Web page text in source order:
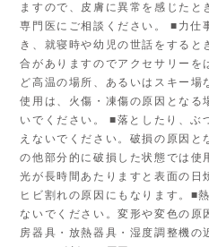
ますので、皮膚に異常を感じたと
専門医にご相談ください。 ■力仕
き、就寝時や幼児の世話をすると
合がありますのでアクセサリーを
ど高温の場所、あるいはスキー場
使用は、火傷・凍傷の原因となる
いでください。 ■落としたり、ぶ
えないでください。破損の原因
の他部分的に破損した状態では使
光が長時間あたりますと表面の日
ヒビ割れの原因にもなります。■
ないでください。変形や変色の原
房器具・放熱器具・湿度調整機の